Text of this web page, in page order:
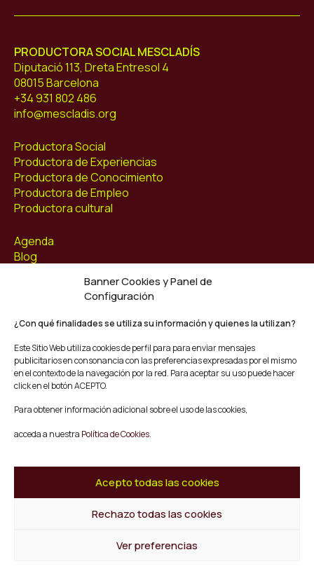
Banner Cookies y Panel de
Configuración
¿Con qué finalidades se utiliza su información y quienes la utilizan?
Este Sitio Web utiliza cookies de perfil para para enviar mensajes
publicitarios en consonancia con las preferencias expresadas por el mismo
en el contexto de la navegación por la red. Para aceptar su uso puede hacer
click en el botón ACEPTO.
Para obtener información adicional sobre el uso de las cookies,
acceda a nuestra Política de Cookies.
Acepto todas las cookies
Rechazo todas las cookies
Ver preferencias
PRODUCTORA SOCIAL MESCLADÍS
Diputació 113, Dreta Entresol 4
08015 Barcelona
+34 931 802 486
info@mescladis.org
Productora Social
Productora de Experiencias
Productora de Conocimiento
Productora de Empleo
Productora cultural
Agenda
Blog
Facebook
Youtube
Twitter/X
© Mescladís 2026
Aviso legal
Términos y Condiciones de Compra
Canal de Denuncias